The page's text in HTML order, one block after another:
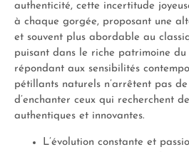
authenticité, cette incertitude
à chaque gorgée, proposant une
et souvent plus abordable au
puisant dans le riche patrimoine du
répondant aux sensibilités
pétillants naturels n’arrêtent pas
d’enchanter ceux qui recherchent
authentiques et innovantes.
L’évolution constante et